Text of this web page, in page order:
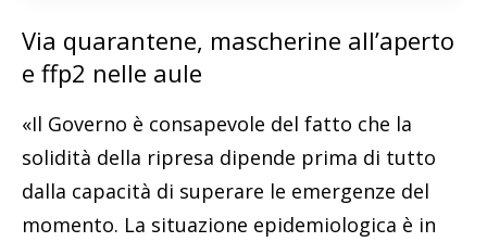
Via quarantene, mascherine all’aperto
e ffp2 nelle aule
«Il Governo è consapevole del fatto che la
solidità della ripresa dipende prima di tutto
dalla capacità di superare le emergenze del
momento. La situazione epidemiologica è in